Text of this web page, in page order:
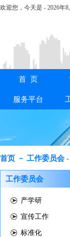
欢迎您， 今天是 - 2026年
首 页
服务平台
重要通知：
首页 － 工作委员会
工作委员会
产学研
宣传工作
标准化